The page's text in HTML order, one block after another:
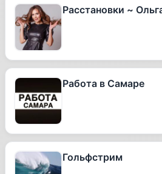
Расстановки ~
Работа в Самаре
Гольфстрим